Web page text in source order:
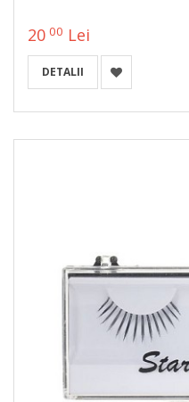
20 00 Lei
DETALII